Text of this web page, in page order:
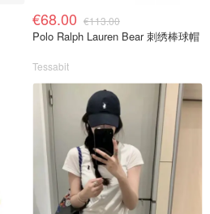
€68.00 €113.00
Polo Ralph Lauren Bear 刺绣棒球帽
Tessabit